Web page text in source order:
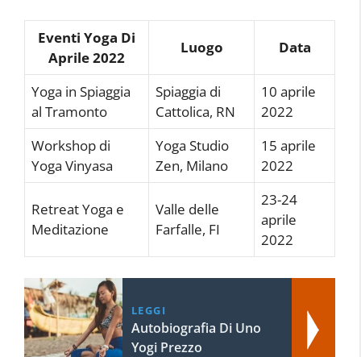
Eventi Yoga Di
Aprile 2022
Luogo Data
Yoga in Spiaggia
al Tramonto
Spiaggia di
Cattolica, RN
10 aprile
2022
Workshop di
Yoga Vinyasa
Yoga Studio
Zen, Milano
15 aprile
2022
Retreat Yoga e
Meditazione
Valle delle
Farfalle, FI
23-24
aprile
2022
LEGGI
Autobiografia Di Uno
Yogi Prezzo